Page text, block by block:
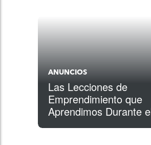
ANUNCIOS
Las Lecciones de
Emprendimiento que
Aprendimos Durante